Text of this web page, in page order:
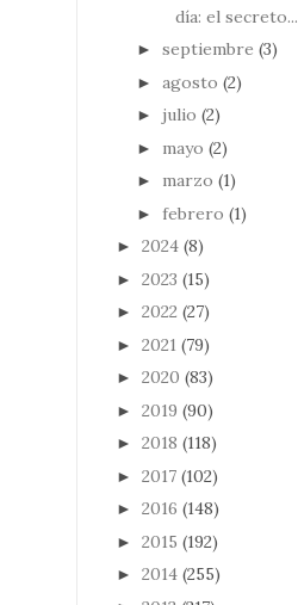
día: el secreto...
► septiembre (3)
► agosto (2)
► julio (2)
► mayo (2)
► marzo (1)
► febrero (1)
► 2024 (8)
► 2023 (15)
► 2022 (27)
► 2021 (79)
► 2020 (83)
► 2019 (90)
► 2018 (118)
► 2017 (102)
► 2016 (148)
► 2015 (192)
► 2014 (255)